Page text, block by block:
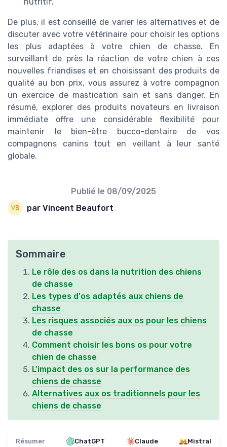
nutritif.
De plus, il est conseillé de varier les alternatives et de
discuter avec votre vétérinaire pour choisir les options
les plus adaptées à votre chien de chasse. En
surveillant de près la réaction de votre chien à ces
nouvelles friandises et en choisissant des produits de
qualité au bon prix, vous assurez à votre compagnon
un exercice de mastication sain et sans danger. En
résumé, explorer des produits novateurs en livraison
immédiate offre une considérable flexibilité pour
maintenir le bien-être bucco-dentaire de vos
compagnons canins tout en veillant à leur santé
globale.
Publié le 08/09/2025
par Vincent Beaufort
Sommaire
Le rôle des os dans la nutrition des chiens
de chasse
Les types d'os adaptés aux chiens de
chasse
Les risques associés aux os pour les chiens
de chasse
Comment choisir les bons os pour votre
chien de chasse
L'impact des os sur la performance des
chiens de chasse
Alternatives aux os traditionnels pour les
chiens de chasse
Résumer ChatGPT Claude Mistral